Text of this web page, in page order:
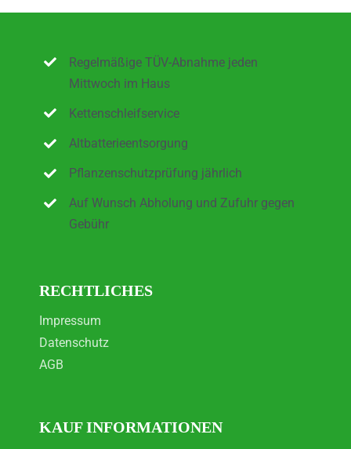
Regelmäßige TÜV-Abnahme jeden
Mittwoch im Haus
Kettenschleifservice
Altbatterieentsorgung
Pflanzenschutzprüfung jährlich
Auf Wunsch Abholung und Zufuhr gegen
Gebühr
RECHTLICHES
Impressum
Datenschutz
AGB
KAUF INFORMATIONEN